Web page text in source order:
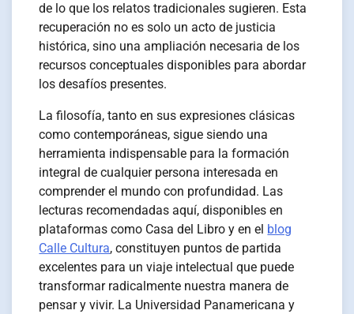
de lo que los relatos tradicionales sugieren. Esta
recuperación no es solo un acto de justicia
histórica, sino una ampliación necesaria de los
recursos conceptuales disponibles para abordar
los desafíos presentes.
La filosofía, tanto en sus expresiones clásicas
como contemporáneas, sigue siendo una
herramienta indispensable para la formación
integral de cualquier persona interesada en
comprender el mundo con profundidad. Las
lecturas recomendadas aquí, disponibles en
plataformas como Casa del Libro y en el blog
Calle Cultura, constituyen puntos de partida
excelentes para un viaje intelectual que puede
transformar radicalmente nuestra manera de
pensar y vivir. La Universidad Panamericana y